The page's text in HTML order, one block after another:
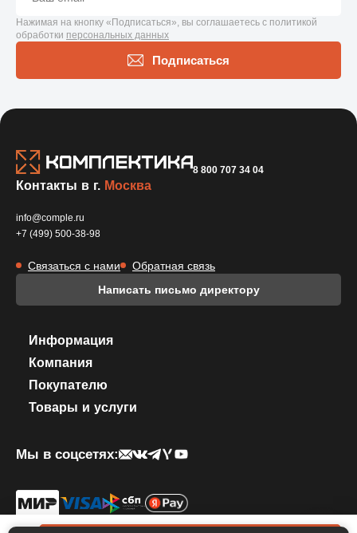
Нажимая на кнопку «Подписаться», вы соглашаетесь с политикой
обработки персональных данных
Подписаться
8 800 707 34 04
Написать письмо директору
Информация
Компания
Покупателю
Товары и услуги
Контакты в г. Москва
info@comple.ru
+7 (499) 500-38-98
Связаться с нами Обратная связь
© 2026 КОМПЛЕКТИКА. Все права защищены.Политика
Мы в соцсетях: